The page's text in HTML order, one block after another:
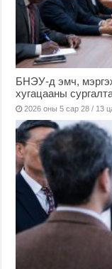
БНЭУ-д эмч,
хугацааны
2026 оны 5 сар 28 / 13